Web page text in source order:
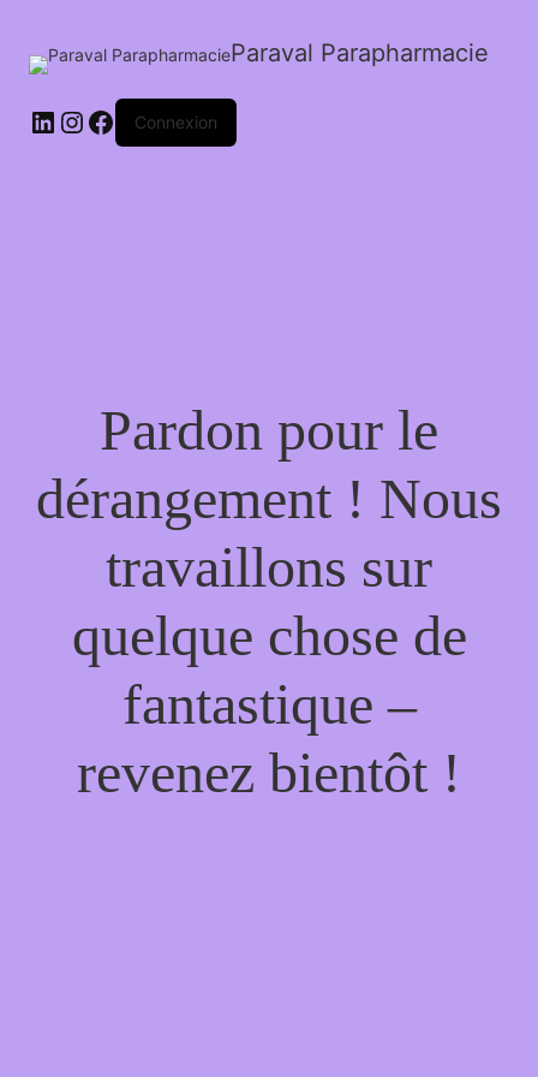
Paraval Parapharmacie
LinkedIn
Instagram
FacebookConnexion
Pardon pour le
dérangement ! Nous
travaillons sur
quelque chose de
fantastique –
revenez bientôt !